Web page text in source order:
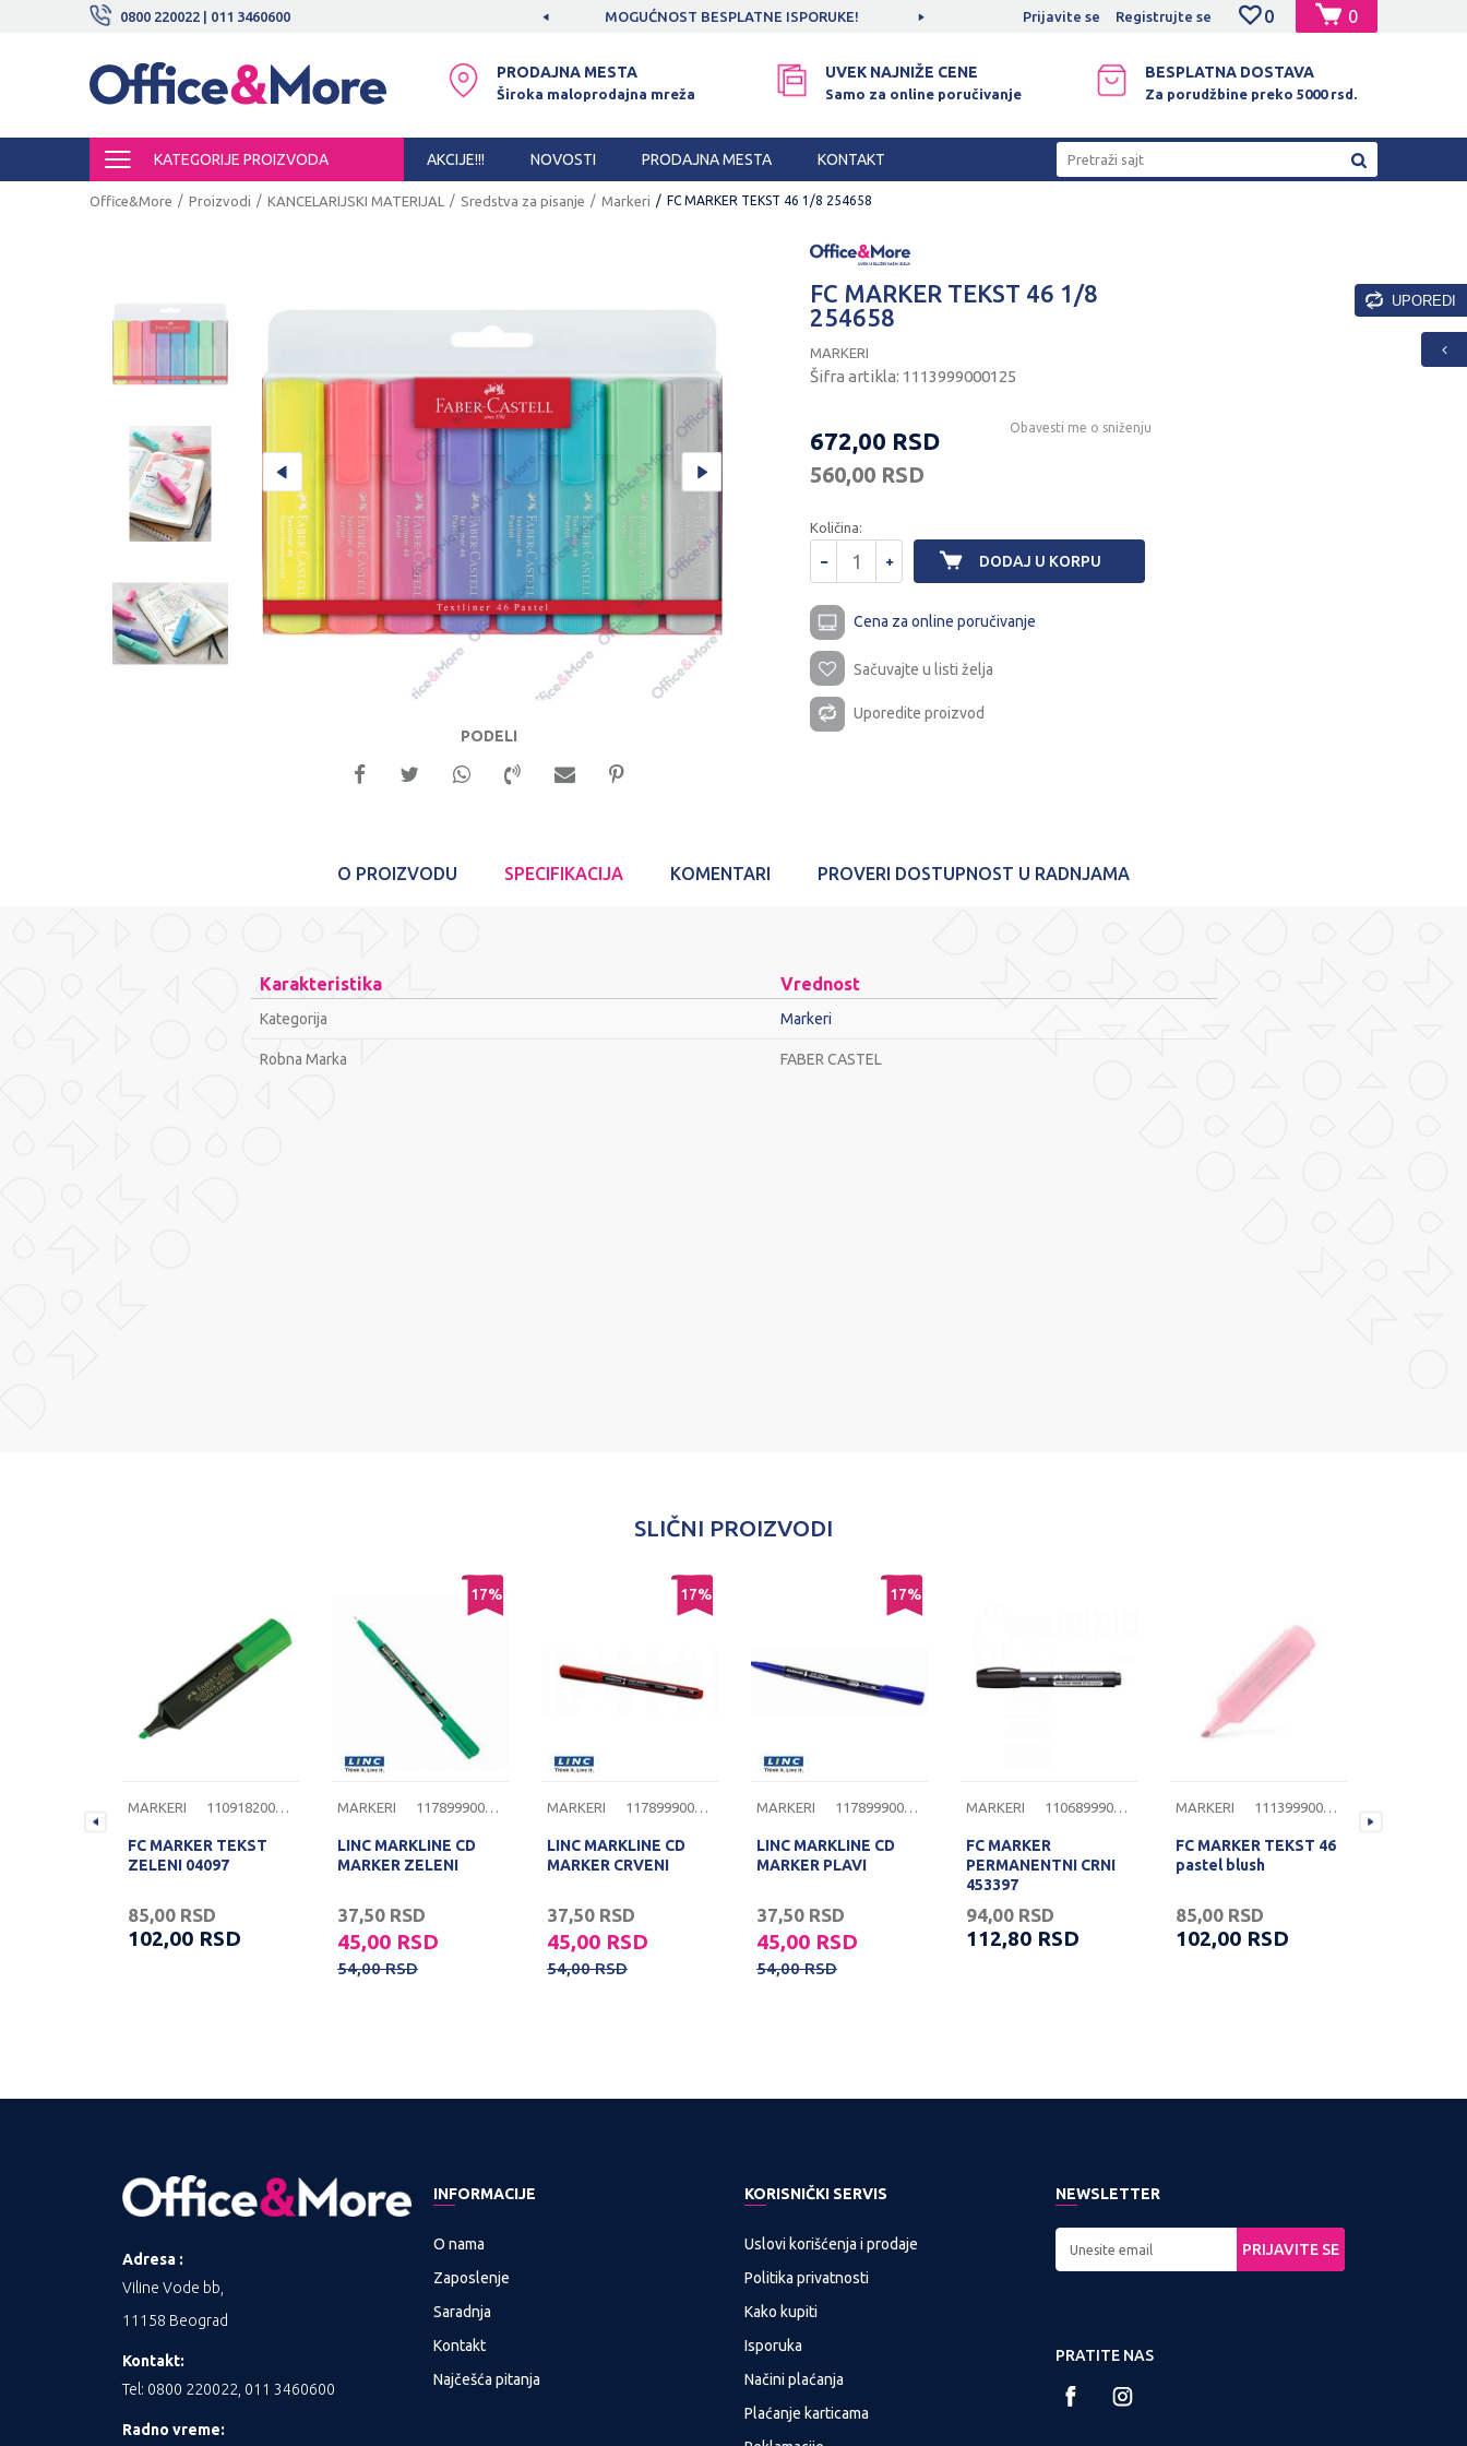
0800 220022 | 011 3460600
ISPORUKE! SIGURNO PLAĆANJE PLATNIM KARTICAMA! MOGUĆNOST BESPLATNE ISPORUKE! SIGURNO PLAĆANJE PLATNIM KARTICAMA! 0
0
Prijavite se Registrujte se
PRODAJNA MESTA
Široka maloprodajna mreža
UVEK NAJNIŽE CENE
Samo za online poručivanje
BESPLATNA DOSTAVA
Za porudžbine preko 5000 rsd.
KATEGORIJE PROIZVODA AKCIJE!!! NOVOSTI PRODAJNA MESTA KONTAKT Pretraži sajt
Office&More Proizvodi KANCELARIJSKI MATERIJAL Sredstva za pisanje Markeri FC MARKER TEKST 46 1/8 254658
PODELI
FC MARKER TEKST 46 1/8
254658
MARKERI
Šifra artikla: 1113999000125
672,00 RSD
560,00 RSD
Obavesti me o sniženju
Količina:
DODAJ U KORPU
Cena za online poručivanje
Sačuvajte u listi želja
Uporedite proizvod
O PROIZVODU SPECIFIKACIJA KOMENTARI PROVERI DOSTUPNOST U RADNJAMA
Karakteristika Vrednost
Kategorija Markeri
Robna Marka FABER CASTEL
SLIČNI PROIZVODI
MARKERI 1109182000030
FC MARKER TEKST
ZELENI 04097
85,00 RSD
102,00 RSD
17%
MARKERI 1178999000094
LINC MARKLINE CD
MARKER ZELENI
37,50 RSD
45,00 RSD
54,00RSD
17%
MARKERI 1178999000093
LINC MARKLINE CD
MARKER CRVENI
37,50 RSD
45,00 RSD
54,00RSD
17%
MARKERI 1178999000092
LINC MARKLINE CD
MARKER PLAVI
37,50 RSD
45,00 RSD
54,00RSD
MARKERI 1106899900045
FC MARKER
PERMANENTNI CRNI
453397
94,00 RSD
112,80 RSD
MARKERI 1113999000130
FC MARKER TEKST 46
pastel blush
85,00 RSD
102,00 RSD
UPOREDI
Adresa :
Viline Vode bb,
11158 Beograd
Kontakt:
Tel: 0800 220022, 011 3460600
Radno vreme:
INFORMACIJE
O nama
Zaposlenje
Saradnja
Kontakt
Najčešća pitanja
KORISNIČKI SERVIS
Uslovi korišćenja i prodaje
Politika privatnosti
Kako kupiti
Isporuka
Načini plaćanja
Plaćanje karticama
NEWSLETTER
PRIJAVITE SE
PRATITE NAS